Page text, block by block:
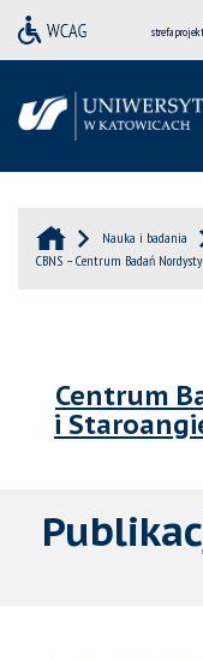
strefa
Nauka i badania
CBNS – Centrum Badań
Centrum
i